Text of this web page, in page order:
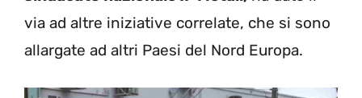
via ad altre iniziative correlate, che si sono
allargate ad altri Paesi del Nord Europa.